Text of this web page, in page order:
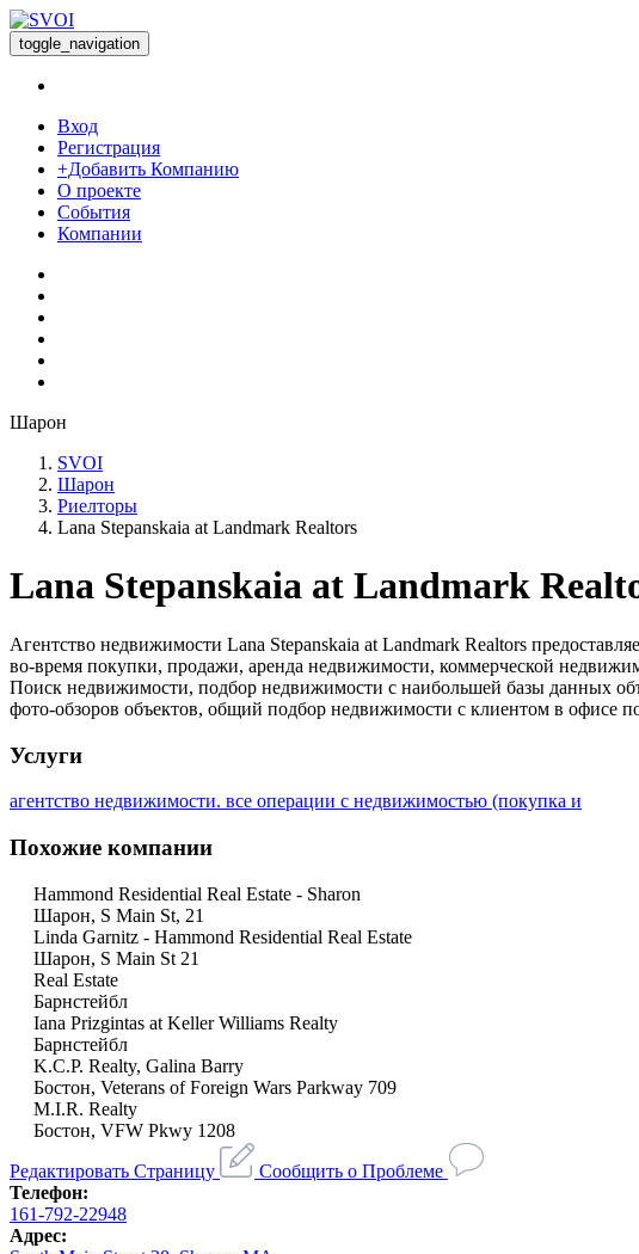
toggle_navigation
Вход
Регистрация
+Добавить Компанию
О проекте
События
Компании
Шарон
SVOI
Шарон
Риелторы
Lana Stepanskaia at Landmark Realtors
Lana Stepanskaia at Landmark
Агентство недвижимости Lana Stepanskaia at Landmark Realtors
во-время покупки, продажи, аренда недвижимости, коммерческой
Поиск недвижимости, подбор недвижимости с наибольшей базы данных
фото-обзоров объектов, общий подбор недвижимости с клиентом в офисе
Услуги
агентство недвижимости. все операции с недвижимостью (покупка и
Похожие компании
Hammond Residential Real Estate - Sharon
Шарон, S Main St, 21
Linda Garnitz - Hammond Residential Real Estate
Шарон, S Main St 21
Real Estate
Барнстейбл
Iana Prizgintas at Keller Williams Realty
Барнстейбл
K.C.P. Realty, Galina Barry
Бостон, Veterans of Foreign Wars Parkway 709
M.I.R. Realty
Бостон, VFW Pkwy 1208
Редактировать Страницу
Сообщить о Проблеме
Телефон:
161-792-22948
Адрес: